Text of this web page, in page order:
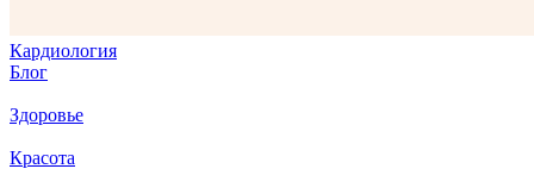
Кардиология
Блог
Здоровье
Красота